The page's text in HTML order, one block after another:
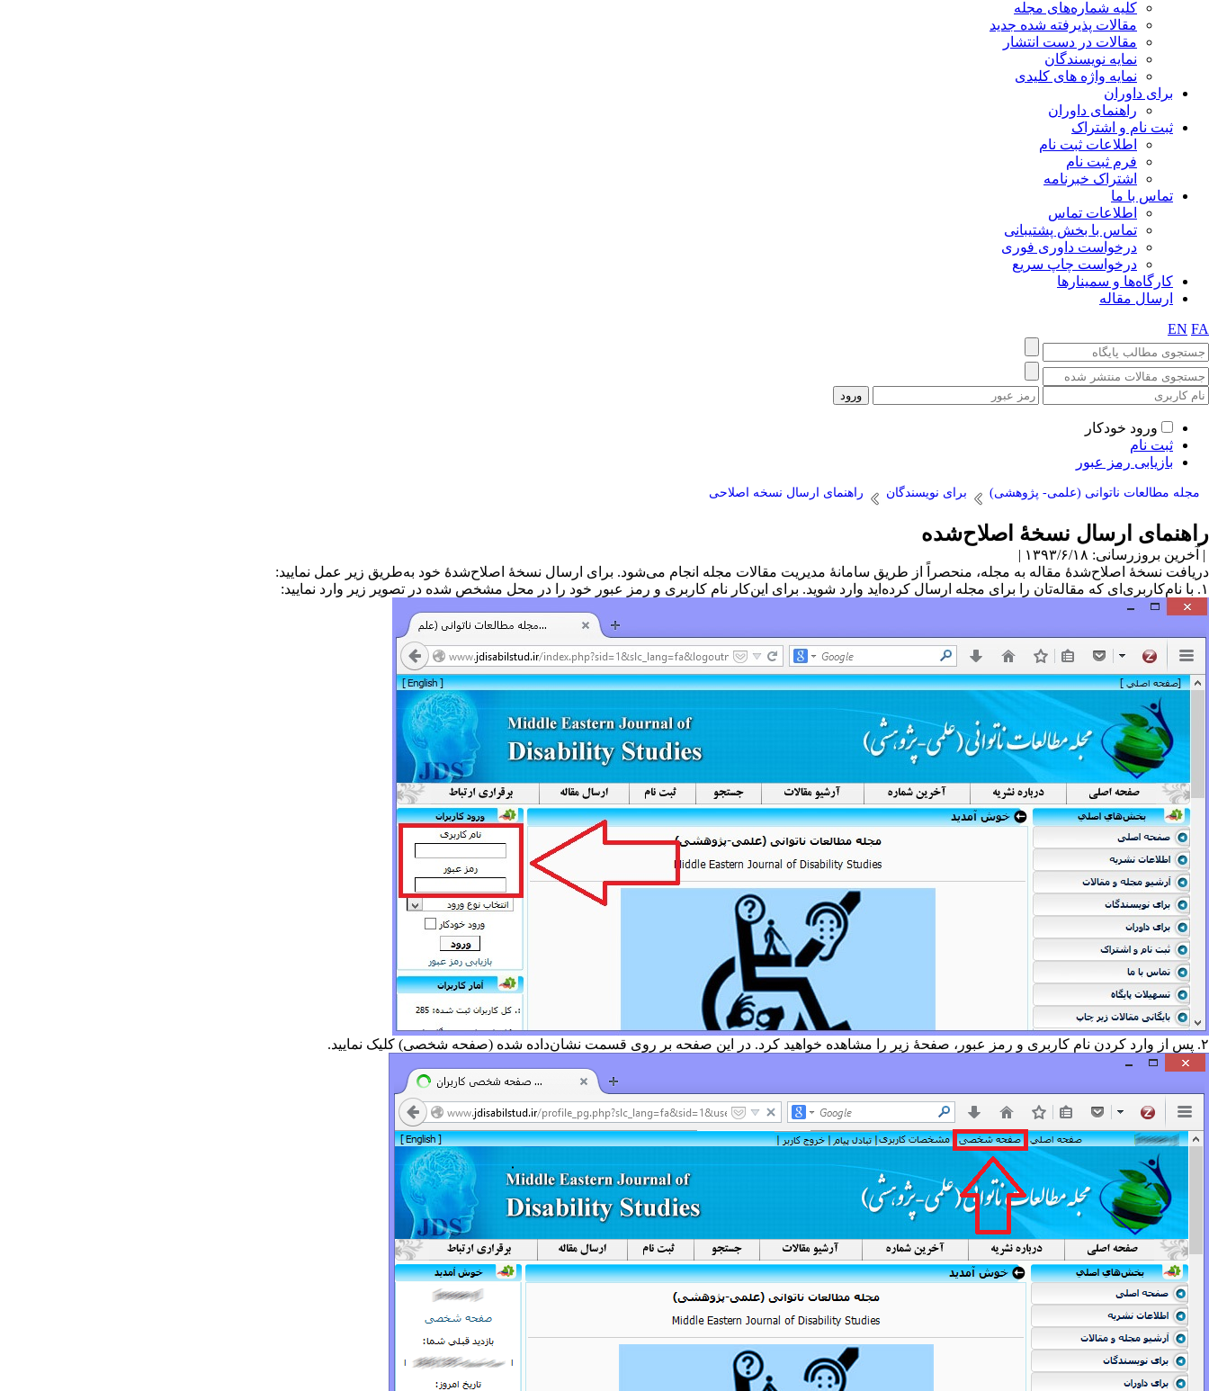
کلیه شماره‌های مجله
مقالات پذیرفته شده جدید
مقالات در دست انتشار
نمایه نویسندگان
نمایه واژه های کلیدی
برای داوران
راهنمای داوران
ثبت نام و اشتراک
اطلاعات ثبت نام
فرم ثبت نام
اشتراک خبرنامه
تماس با ما
اطلاعات تماس
تماس با بخش پشتیبانی
درخواست داوری فوری
درخواست چاپ سریع
کارگاه‌ها و سمینارها
ارسال مقاله
EN FA
ورود خودکار
ثبت نام
بازیابی رمز عبور
مجله مطالعات ناتوانی (علمی- پژوهشی) برای نویسندگان راهنمای ارسال نسخه اصلاحی
راهنمای ارسال نسخهٔ اصلاح‌شده
| آخرین بروزرسانی: ۱۳۹۳/۶/۱۸ |
دریافت نسخهٔ اصلاح‌شدهٔ مقاله به مجله، منحصراً از طریق سامانهٔ مدیریت مقالات مجله انجام می‌شود. برای ارسال نسخهٔ اصلاح‌شدهٔ خود به‌طریق زیر عمل نمایید:
۱. با نام‌کاربری‌ای که مقاله‌تان را برای مجله ارسال کرده‌اید وارد شوید. برای این‌کار نامِ کاربری و رمز عبور خود را در محل مشخص شده در تصویر زیر وارد نمایید:
۲. پس از وارد کردن نام کاربری و رمز عبور، صفحهٔ زیر را مشاهده خواهید کرد. در این صفحه بر روی قسمت نشان‌داده شده (صفحه شخصی) کلیک نمایید.